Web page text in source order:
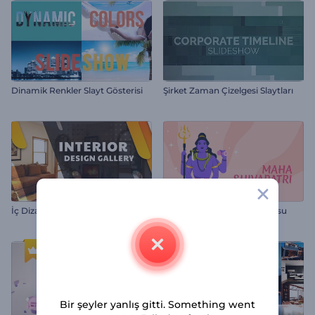
Dinamik Renkler Slayt Gösterisi Şirket Zaman Çizelgesi Slaytları
İç Dizayn Galerisi Maha Shivratri Tebrik Videosu
Bir şeyler yanlış gitti. Something went